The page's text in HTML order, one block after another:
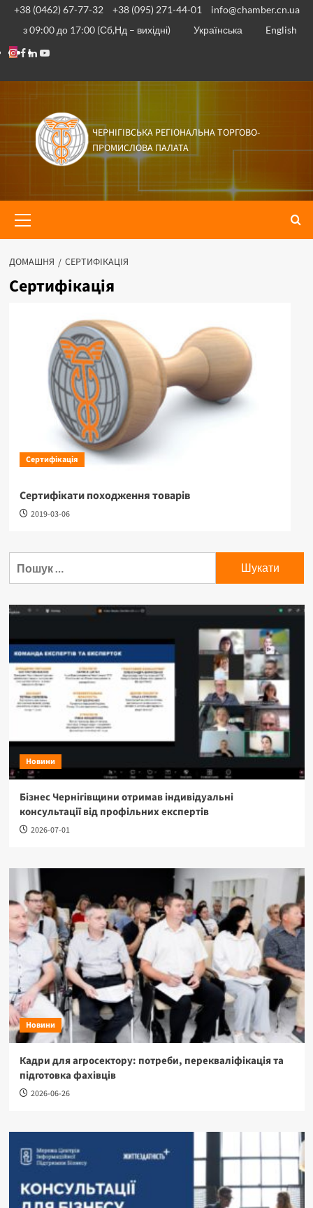
Перейти
вмісту
+38 (0462) 67-77-32 +38 (095) 271-44-01
info@chamber.cn.ua
з 09:00 до 17:00 (Сб,Нд – вихідні)
Українська
English
Instagram
Facebook
Linkedin
Youtube
ЧЕРНІГІВСЬКА РЕГІОНАЛЬНА ТОРГОВО-
ПРОМИСЛОВА ПАЛАТА
меню
ДОМАШНЯ СЕРТИФІКАЦІЯ
Сертифікація
Сертифікація
Сертифікати походження товарів
2019-03-06
Новини
Бізнес Чернігівщини отримав індивідуальні
консультації від профільних експертів
2026-07-01
Новини
Кадри для агросектору: потреби, перекваліфікація та
підготовка фахівців
2026-06-26